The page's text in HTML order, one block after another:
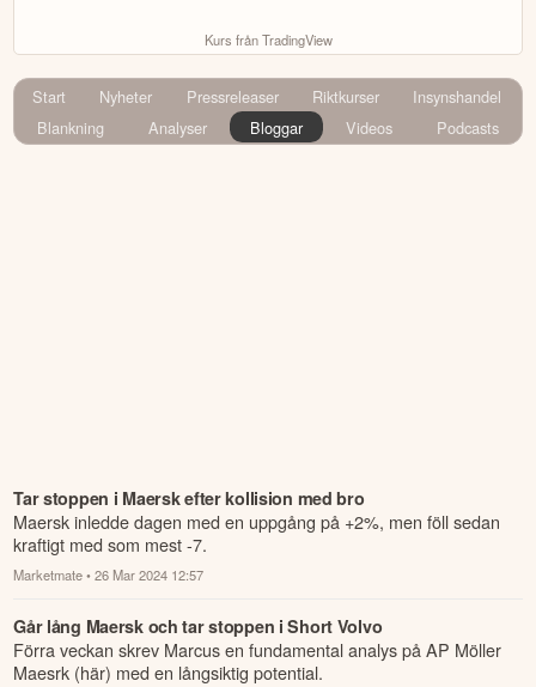
Kurs från TradingView
Start Nyheter Pressreleaser Riktkurser
Insynshandel
Blankning
Analyser Bloggar Videos Podcasts
Tar stoppen i Maersk efter kollision med bro
Maersk inledde dagen med en uppgång på +2%, men föll sedan
kraftigt med som mest -7.
Marketmate • 26 Mar 2024 12:57
Går lång Maersk och tar stoppen i Short Volvo
Förra veckan skrev Marcus en fundamental analys på AP Möller
Maesrk (här) med en långsiktig potential.